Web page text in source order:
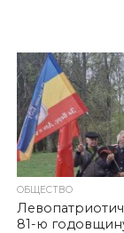
ОБЩЕСТВО
81-ю